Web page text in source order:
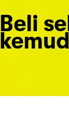
Beli